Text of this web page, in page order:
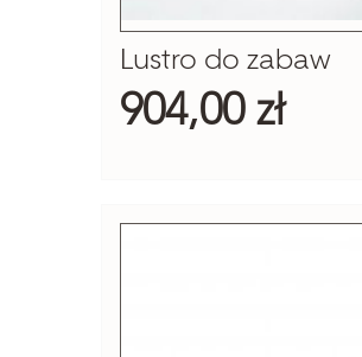
Lustro do zabaw
904,00 zł